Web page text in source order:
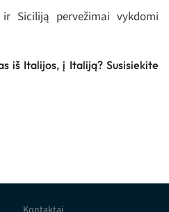
Siciliją pervežimai vykdomi
iš Italijos, į Italiją? Susisiekite